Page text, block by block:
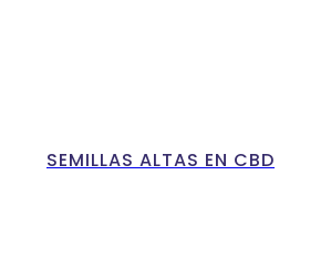
SEMILLAS ALTAS EN CBD